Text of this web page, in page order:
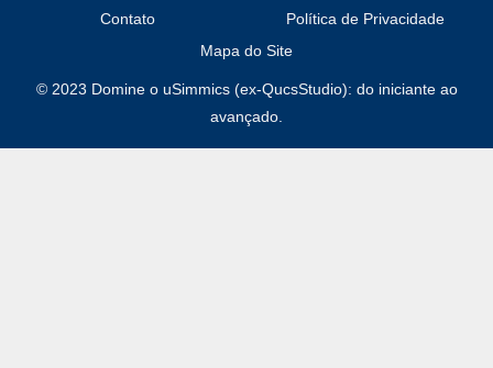
Contato
Política de Privacidade
Mapa do Site
© 2023 Domine o uSimmics (ex-QucsStudio): do iniciante ao
avançado.